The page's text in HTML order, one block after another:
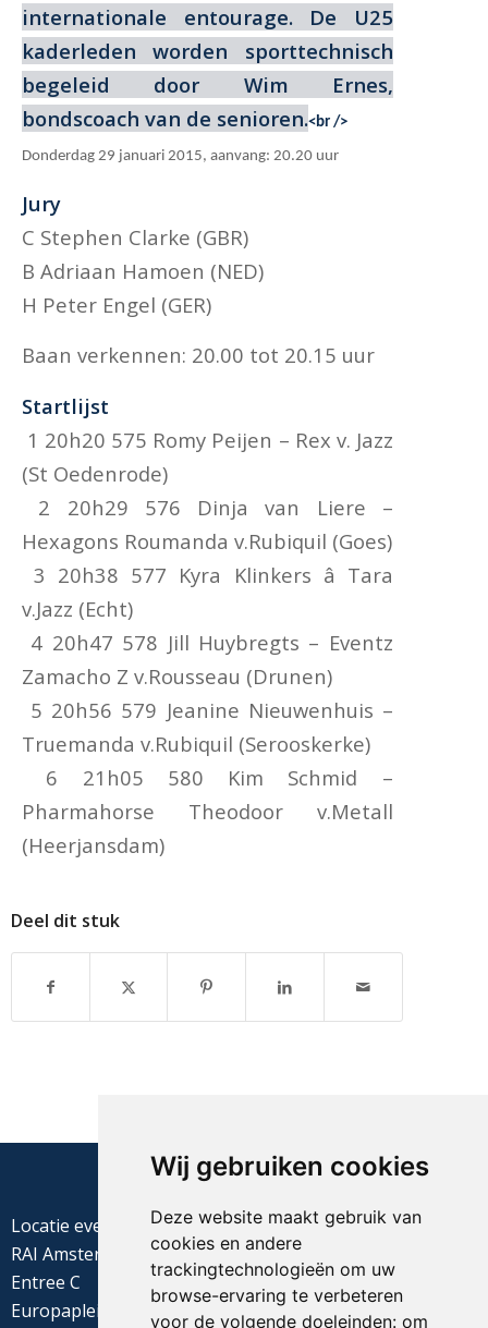
Wij gebruiken cookies
Deze website maakt gebruik van
cookies en andere
trackingtechnologieën om uw
browse-ervaring te verbeteren
voor de volgende doeleinden: om
internationale entourage. De U25
kaderleden worden sporttechnisch
begeleid door Wim Ernes,
bondscoach van de senioren.<br />
Donderdag 29 januari 2015, aanvang: 20.20 uur
Jury
C Stephen Clarke (GBR)
B Adriaan Hamoen (NED)
H Peter Engel (GER)
Baan verkennen: 20.00 tot 20.15 uur
Startlijst
1 20h20 575 Romy Peijen – Rex v. Jazz
(St Oedenrode)
2 20h29 576 Dinja van Liere –
Hexagons Roumanda v.Rubiquil (Goes)
3 20h38 577 Kyra Klinkers â Tara
v.Jazz (Echt)
4 20h47 578 Jill Huybregts – Eventz
Zamacho Z v.Rousseau (Drunen)
5 20h56 579 Jeanine Nieuwenhuis –
Truemanda v.Rubiquil (Serooskerke)
6 21h05 580 Kim Schmid –
Pharmahorse Theodoor v.Metall
(Heerjansdam)
Deel dit stuk
Locatie evenement
RAI Amsterdam
Entree C
Europaplein 22